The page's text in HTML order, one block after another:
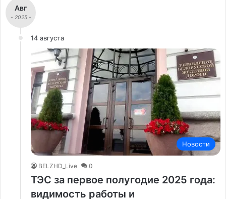
Авг
- 2025 -
14 августа
Новости
BELZHD_Live 0
ТЭС за первое полугодие 2025 года:
видимость работы и